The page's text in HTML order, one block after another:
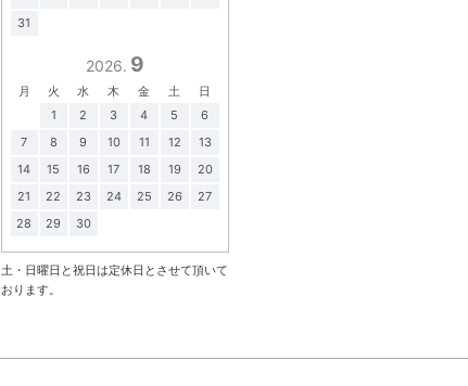
31
2026. 9
月 火 水 木 金 土
日
1
2 3 4 5
6
7
8 9 10 11 12
13
14
15 16 17 18 19
20
21
22 23 24 25 26
27
28
29 30
土・日曜日と祝日は定休日とさせて頂いて
おります。